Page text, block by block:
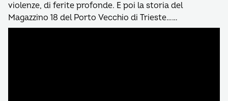
violenze, di ferite profonde. E poi la storia del
Magazzino 18 del Porto Vecchio di Trieste……